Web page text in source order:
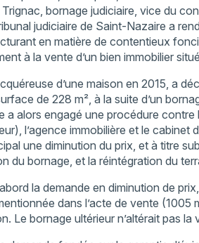
bornage judiciaire, vice du
judiciaire de Saint-Nazaire a
en matière de contentieux
à la vente d’un bien immobilier
d’une maison en 2015, a
de 228 m², à la suite d’un
a alors engagé une procédure contre
l’agence immobilière et le cabinet
une diminution du prix, et à titre
du bornage, et la réintégration du
la demande en diminution de
dans l’acte de vente (1005
Le bornage ultérieur n’altérait pas la